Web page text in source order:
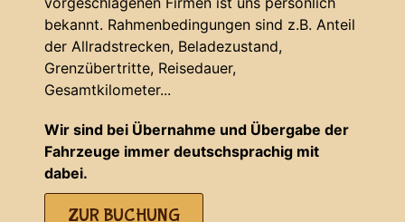
bekannt. Rahmenbedingungen sind z.B. Anteil
der Allradstrecken, Beladezustand,
Grenzübertritte, Reisedauer,
Gesamtkilometer...
Wir sind bei Übernahme und Übergabe der
Fahrzeuge immer deutschsprachig mit
dabei.
ZUR BUCHUNG